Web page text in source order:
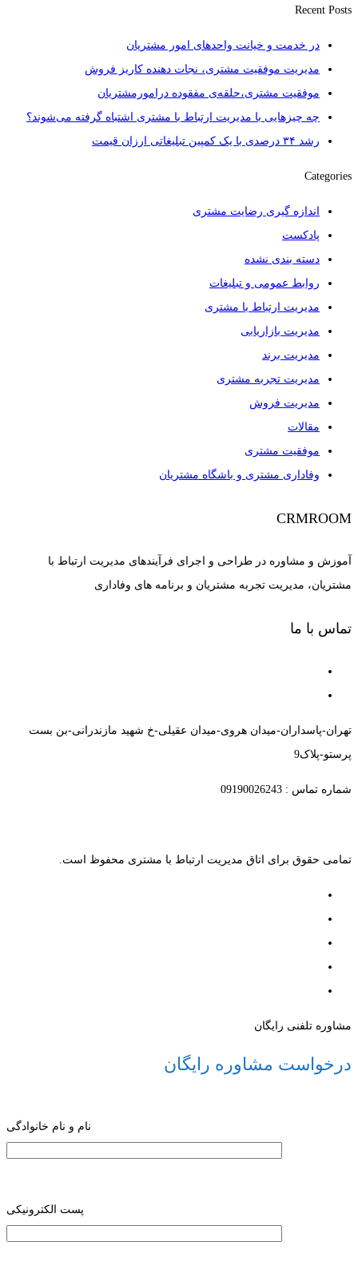
Recent Posts
در خدمت و خیانت واحدهای امور مشتریان
مدیریت موفقیت مشتری، نجات دهنده کاریز فروش
موفقیت مشتری،حلقه‌ی مفقوده درامورمشتریان
چه چیزهایی با مدیریت ارتباط با مشتری اشتباه گرفته می‌شوند؟
رشد ۳۴ درصدی با یک کمپین تبلیغاتی ارزان قیمت
Categories
اندازه گیری رضایت مشتری
پادکست
دسته بندی نشده
روابط عمومی و تبلیغات
مدیریت ارتباط با مشتری
مدیریت بازاریابی
مدیریت برند
مدیریت تجربه مشتری
مدیریت فروش
مقالات
موفقیت مشتری
وفاداری مشتری و باشگاه مشتریان
CRMROOM
آموزش و مشاوره در طراحی و اجرای فرآیندهای مدیریت ارتباط با
مشتریان، مدیریت تجربه مشتریان و برنامه های وفاداری
تماس با ما
تهران-پاسداران-میدان هروی-میدان عقیلی-خ شهید مازندرانی-بن بست
پرستو-پلاک9
شماره تماس : 09190026243
تمامی حقوق برای اتاق مدیریت ارتباط با مشتری محفوظ است.
مشاوره تلفنی رایگان
درخواست مشاوره رایگان
نام و نام خانوادگی
پست الکترونیکی